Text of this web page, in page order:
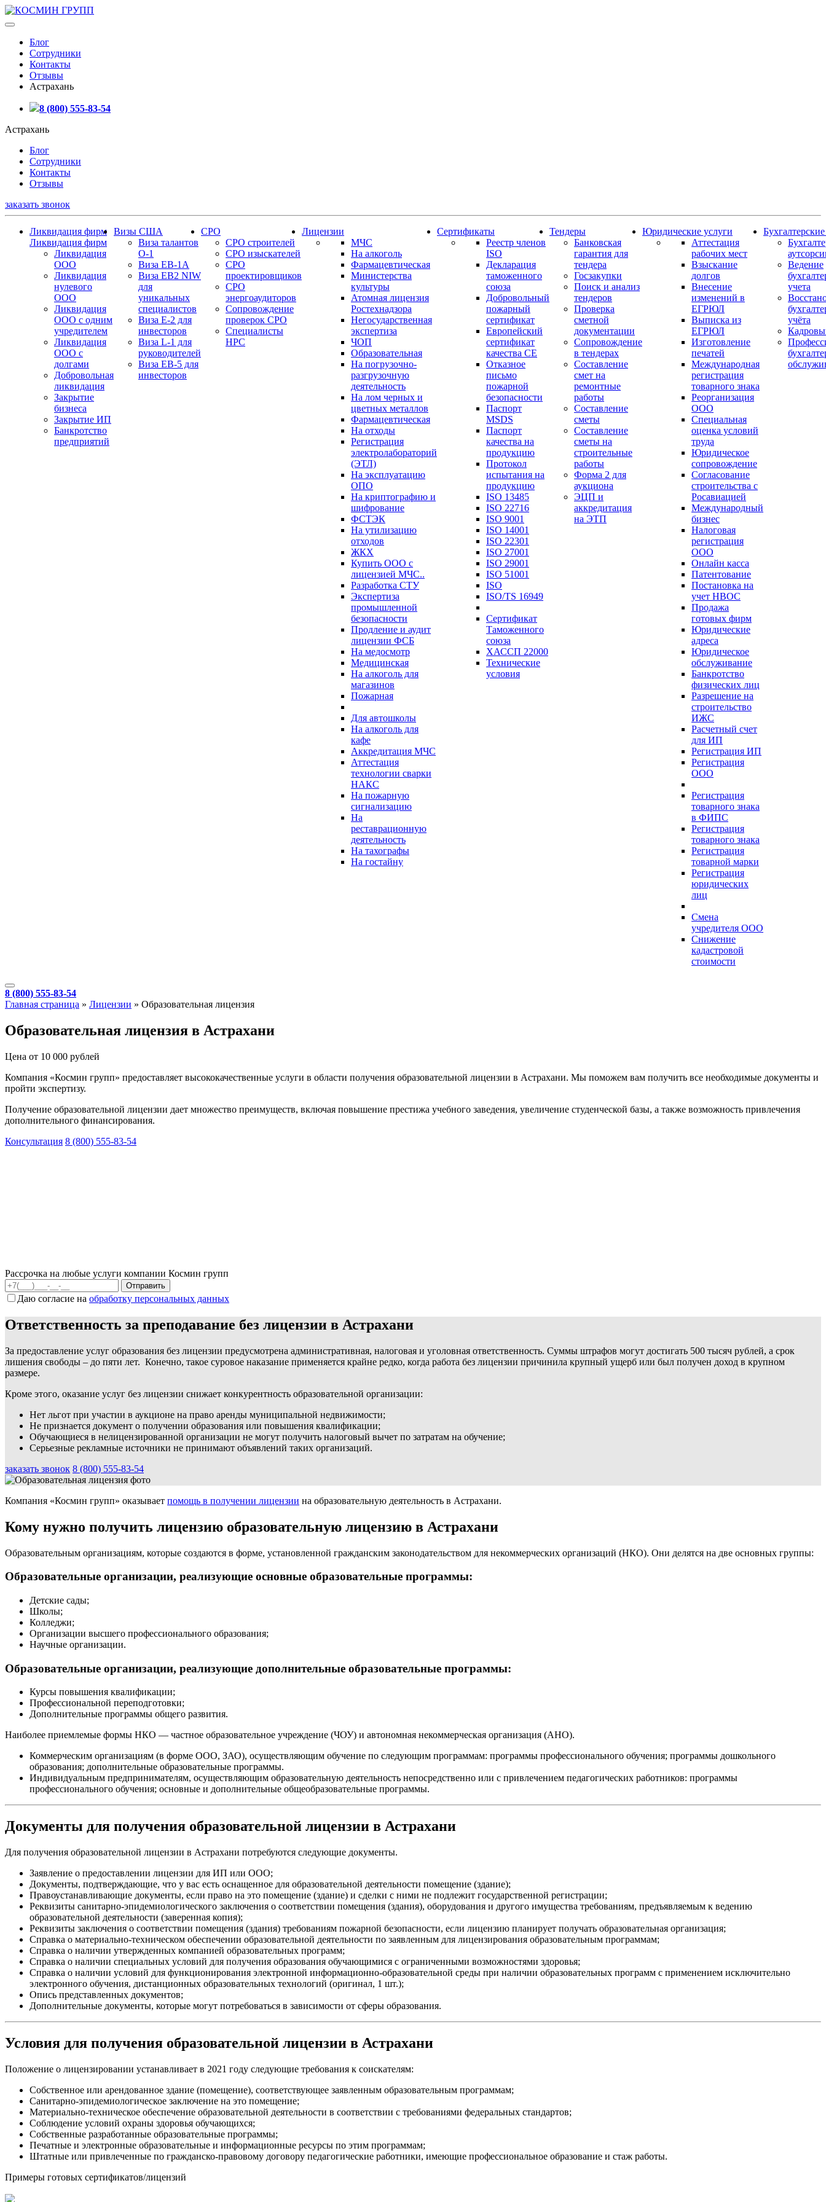
Блог
Сотрудники
Контакты
Отзывы
Астрахань
8 (800) 555-83-54
Астрахань
Блог
Сотрудники
Контакты
Отзывы
заказать звонок
Ликвидация фирм
Ликвидация фирм
Ликвидация
ООО
Ликвидация
нулевого
ООО
Ликвидация
ООО с одним
учредителем
Ликвидация
ООО с
долгами
Добровольная
ликвидация
Закрытие
бизнеса
Закрытие ИП
Банкротство
предприятий
Визы США
Виза талантов
О-1
Виза EB-1A
Виза EB2 NIW
для
уникальных
специалистов
Виза E-2 для
инвесторов
Виза L-1 для
руководителей
Виза EB-5 для
инвесторов
СРО
СРО строителей
СРО изыскателей
СРО
проектировщиков
СРО
энергоаудиторов
Сопровождение
проверок СРО
Специалисты
НРС
Лицензии
МЧС
На алкоголь
Фармацевтическая
Министерства
культуры
Атомная лицензия
Ростехнадзора
Негосударственная
экспертиза
ЧОП
Образовательная
На погрузочно-
разгрузочную
деятельность
На лом черных и
цветных металлов
Фармацевтическая
На отходы
Регистрация
электролабораторий
(ЭТЛ)
На эксплуатацию
ОПО
На криптографию и
шифрование
ФСТЭК
На утилизацию
отходов
ЖКХ
Купить ООО с
лицензией МЧС..
Разработка СТУ
Экспертиза
промышленной
безопасности
Продление и аудит
лицензии ФСБ
На медосмотр
Медицинская
На алкоголь для
магазинов
Пожарная
Для автошколы
На алкоголь для
кафе
Аккредитация МЧС
Аттестация
технологии сварки
НАКС
На пожарную
сигнализацию
На
реставрационную
деятельность
На тахографы
На гостайну
Сертификаты
Реестр членов
ISO
Декларация
таможенного
союза
Добровольный
пожарный
сертификат
Европейский
сертификат
качества СЕ
Отказное
письмо
пожарной
безопасности
Паспорт
МSDS
Паспорт
качества на
продукцию
Протокол
испытания на
продукцию
ISO 13485
ISO 22716
ISO 9001
ISO 14001
ISO 22301
ISO 27001
ISO 29001
ISO 51001
ISO
ISO/TS 16949
Сертификат
Таможенного
союза
ХАССП 22000
Технические
условия
Тендеры
Банковская
гарантия для
тендера
Госзакупки
Поиск и анализ
тендеров
Проверка
сметной
документации
Сопровождение
в тендерах
Составление
смет на
ремонтные
работы
Составление
сметы
Составление
сметы на
строительные
работы
Форма 2 для
аукциона
ЭЦП и
аккредитация
на ЭТП
Юридические услуги
Аттестация
рабочих мест
Взыскание
долгов
Внесение
изменений в
ЕГРЮЛ
Выписка из
ЕГРЮЛ
Изготовление
печатей
Международная
регистрация
товарного знака
Реорганизация
ООО
Специальная
оценка условий
труда
Юридическое
сопровождение
Согласование
строительства с
Росавиацией
Международный
бизнес
Налоговая
регистрация
ООО
Онлайн касса
Патентование
Постановка на
учет НВОС
Продажа
готовых фирм
Юридические
адреса
Юридическое
обслуживание
Банкротство
физических лиц
Разрешение на
строительство
ИЖС
Расчетный счет
для ИП
Регистрация ИП
Регистрация
ООО
Регистрация
товарного знака
в ФИПС
Регистрация
товарного знака
Регистрация
товарной марки
Регистрация
юридических
лиц
Смена
учредителя ООО
Снижение
кадастровой
стоимости
Ведение
учета
учёта
8 (800) 555-83-54
Главная страница » Лицензии » Образовательная лицензия
Образовательная лицензия в Астрахани
Цена от 10 000 рублей
Компания «Космин групп» предоставляет высококачественные услуги в области получения образовательной лицензии в Астрахани. Мы поможем вам получить все необходимые документы и
пройти экспертизу.
Получение образовательной лицензии дает множество преимуществ, включая повышение престижа учебного заведения, увеличение студенческой базы, а также возможность привлечения
дополнительного финансирования.
Консультация 8 (800) 555-83-54
Рассрочка на любые услуги компании Космин групп
Даю согласие на обработку персональных данных
Ответственность за преподавание без лицензии в Астрахани
За предоставление услуг образования без лицензии предусмотрена административная, налоговая и уголовная ответственность. Суммы штрафов могут достигать 500 тысяч рублей, а срок
лишения свободы – до пяти лет. Конечно, такое суровое наказание применяется крайне редко, когда работа без лицензии причинила крупный ущерб или был получен доход в крупном
размере.
Кроме этого, оказание услуг без лицензии снижает конкурентность образовательной организации:
Нет льгот при участии в аукционе на право аренды муниципальной недвижимости;
Не признается документ о получении образования или повышения квалификации;
Обучающиеся в нелицензированной организации не могут получить налоговый вычет по затратам на обучение;
Серьезные рекламные источники не принимают объявлений таких организаций.
заказать звонок 8 (800) 555-83-54
Компания «Космин групп» оказывает помощь в получении лицензии на образовательную деятельность в Астрахани.
Кому нужно получить лицензию образовательную лицензию в Астрахани
Образовательным организациям, которые создаются в форме, установленной гражданским законодательством для некоммерческих организаций (НКО). Они делятся на две основных группы:
Образовательные организации, реализующие основные образовательные программы:
Детские сады;
Школы;
Колледжи;
Организации высшего профессионального образования;
Научные организации.
Образовательные организации, реализующие дополнительные образовательные программы:
Курсы повышения квалификации;
Профессиональной переподготовки;
Дополнительные программы общего развития.
Наиболее приемлемые формы НКО — частное образовательное учреждение (ЧОУ) и автономная некоммерческая организация (АНО).
Коммерческим организациям (в форме ООО, ЗАО), осуществляющим обучение по следующим программам: программы профессионального обучения; программы дошкольного
образования; дополнительные образовательные программы.
Индивидуальным предпринимателям, осуществляющим образовательную деятельность непосредственно или с привлечением педагогических работников: программы
профессионального обучения; основные и дополнительные общеобразовательные программы.
Документы для получения образовательной лицензии в Астрахани
Для получения образовательной лицензии в Астрахани потребуются следующие документы.
Заявление о предоставлении лицензии для ИП или ООО;
Документы, подтверждающие, что у вас есть оснащенное для образовательной деятельности помещение (здание);
Правоустанавливающие документы, если право на это помещение (здание) и сделки с ними не подлежит государственной регистрации;
Реквизиты санитарно-эпидемиологического заключения о соответствии помещения (здания), оборудования и другого имущества требованиям, предъявляемым к ведению
образовательной деятельности (заверенная копия);
Реквизиты заключения о соответствии помещения (здания) требованиям пожарной безопасности, если лицензию планирует получать образовательная организация;
Справка о материально-техническом обеспечении образовательной деятельности по заявленным для лицензирования образовательным программам;
Справка о наличии утвержденных компанией образовательных программ;
Справка о наличии специальных условий для получения образования обучающимися с ограниченными возможностями здоровья;
Справка о наличии условий для функционирования электронной информационно-образовательной среды при наличии образовательных программ с применением исключительно
электронного обучения, дистанционных образовательных технологий (оригинал, 1 шт.);
Опись представленных документов;
Дополнительные документы, которые могут потребоваться в зависимости от сферы образования.
Условия для получения образовательной лицензии в Астрахани
Положение о лицензировании устанавливает в 2021 году следующие требования к соискателям:
Собственное или арендованное здание (помещение), соответствующее заявленным образовательным программам;
Санитарно-эпидемиологическое заключение на это помещение;
Материально-техническое обеспечение образовательной деятельности в соответствии с требованиями федеральных стандартов;
Соблюдение условий охраны здоровья обучающихся;
Собственные разработанные образовательные программы;
Печатные и электронные образовательные и информационные ресурсы по этим программам;
Штатные или привлеченные по гражданско-правовому договору педагогические работники, имеющие профессиональное образование и стаж работы.
Примеры готовых сертификатов/лицензий